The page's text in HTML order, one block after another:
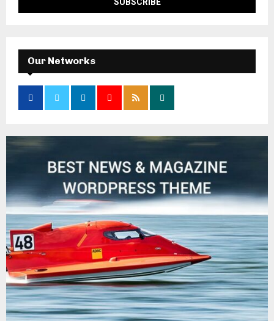
Our Networks